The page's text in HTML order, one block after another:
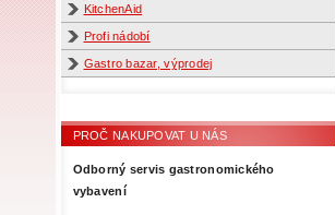
KitchenAid
Profi nádobí
Gastro bazar, výprodej
PROČ NAKUPOVAT U NÁS
Odborný servis gastronomického
vybavení